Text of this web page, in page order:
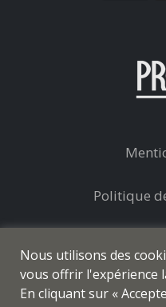
Politique
Nous utilisons des
vous offrir l'expérience
En cliquant sur «